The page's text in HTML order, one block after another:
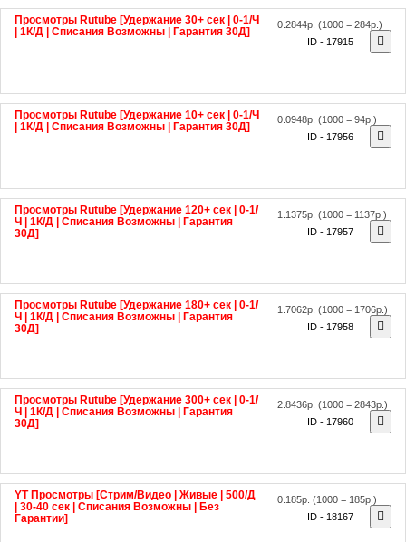
Просмотры Rutube [Удержание 30+ сек | 0-1/Ч
| 1К/Д | Списания Возможны | Гарантия 30Д]
0.2844р.(1000 = 284р.)
ID - 17915
Просмотры Rutube [Удержание 10+ сек | 0-1/Ч
| 1К/Д | Списания Возможны | Гарантия 30Д]
0.0948р.(1000 = 94р.)
ID - 17956
Просмотры Rutube [Удержание 120+ сек | 0-1/
Ч | 1К/Д | Списания Возможны | Гарантия
30Д]
1.1375р.(1000 = 1137р.)
ID - 17957
Просмотры Rutube [Удержание 180+ сек | 0-1/
Ч | 1К/Д | Списания Возможны | Гарантия
30Д]
1.7062р.(1000 = 1706р.)
ID - 17958
Просмотры Rutube [Удержание 300+ сек | 0-1/
Ч | 1К/Д | Списания Возможны | Гарантия
30Д]
2.8436р.(1000 = 2843р.)
ID - 17960
YT Просмотры [Стрим/Видео | Живые | 500/Д
| 30-40 сек | Списания Возможны | Без
Гарантии]
0.185р.(1000 = 185р.)
ID - 18167